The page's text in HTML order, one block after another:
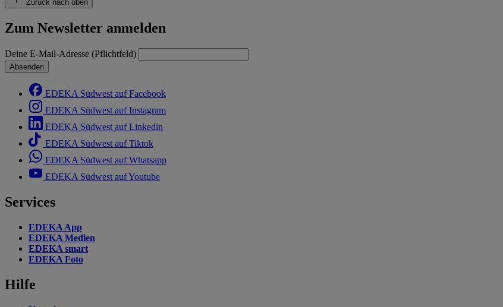
Zurück nach oben
Zum Newsletter anmelden
Deine E-Mail-Adresse (Pflichtfeld)
Absenden
EDEKA Südwest auf Facebook
EDEKA Südwest auf Instagram
EDEKA Südwest auf Linkedin
EDEKA Südwest auf Tiktok
EDEKA Südwest auf Whatsapp
EDEKA Südwest auf Youtube
Services
EDEKA App
EDEKA Medien
EDEKA smart
EDEKA Foto
Hilfe